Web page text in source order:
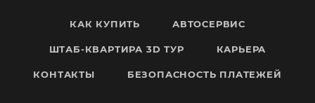
КАК КУПИТЬ АВТОСЕРВИС
ШТАБ-КВАРТИРА 3D ТУР КАРЬЕРА
КОНТАКТЫ БЕЗОПАСНОСТЬ ПЛАТЕЖЕЙ